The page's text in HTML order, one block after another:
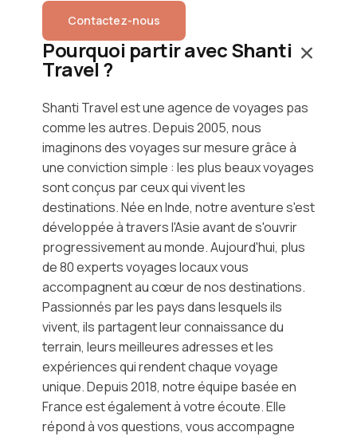
Contactez-nous
Pourquoi partir avec Shanti
Travel ?
Shanti Travel est une agence de voyages pas
comme les autres. Depuis 2005, nous
imaginons des voyages sur mesure grâce à
une conviction simple : les plus beaux voyages
sont conçus par ceux qui vivent les
destinations. Née en Inde, notre aventure s'est
développée à travers l'Asie avant de s'ouvrir
progressivement au monde. Aujourd'hui, plus
de 80 experts voyages locaux vous
accompagnent au cœur de nos destinations.
Passionnés par les pays dans lesquels ils
vivent, ils partagent leur connaissance du
terrain, leurs meilleures adresses et les
expériences qui rendent chaque voyage
unique. Depuis 2018, notre équipe basée en
France est également à votre écoute. Elle
répond à vos questions, vous accompagne